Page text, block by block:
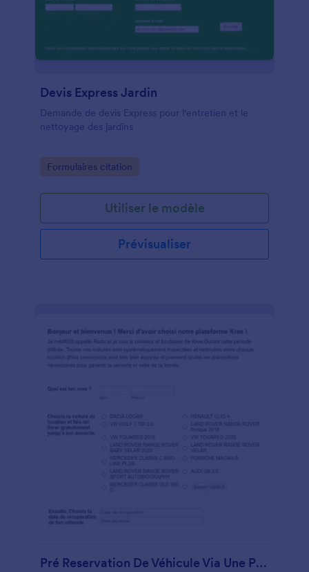
Devis Express Jardin
Demande de devis Express pour l'entretien et le
nettoyage des jardins
Go to Category:
Formulaires citation
Utiliser le modèle
Prévisualiser
Pré Reservation De Véhicule Via Une Plateforme